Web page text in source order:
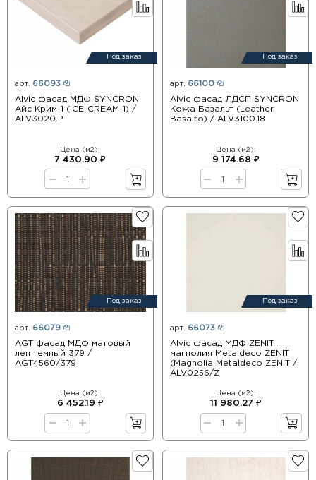
Под заказ
арт. 66093
Alvic фасад МДФ SYNCRON
Айс Крим-1 (ICE-CREAM-1) /
ALV3020.P
Цена (м2):
7 430.90 ₽
Под заказ
арт. 66100
Alvic фасад ЛДСП SYNCRON
Кожа Базальт (Leather
Basalto) / ALV3100.18
Цена (м2):
9 174.68 ₽
Под заказ
арт. 66079
AGT фасад МДФ матовый
лен темный 379 /
AGT4560/379
Цена (м2):
6 452.19 ₽
Под заказ
арт. 66073
Alvic фасад МДФ ZENIT
магнолия Metaldeco ZENIT
(Magnolia Metaldeco ZENIT /
ALV0256/Z
Цена (м2):
11 980.27 ₽